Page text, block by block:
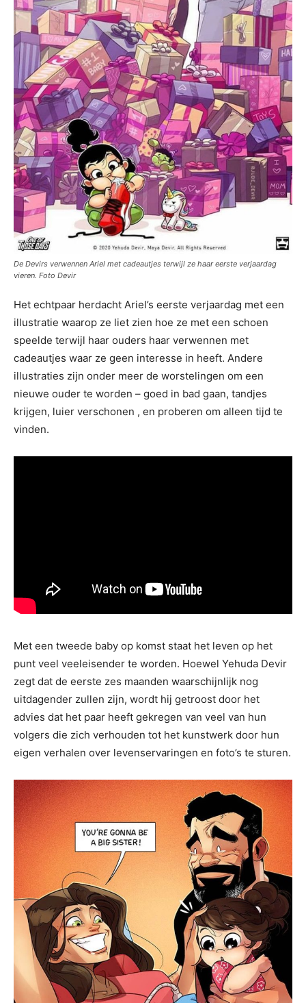
De Devirs verwennen Ariel met cadeautjes terwijl ze haar eerste verjaardag
vieren. Foto Devir
Het echtpaar herdacht Ariel’s eerste verjaardag met een
illustratie waarop ze liet zien hoe ze met een schoen
speelde terwijl haar ouders haar verwennen met
cadeautjes waar ze geen interesse in heeft. Andere
illustraties zijn onder meer de worstelingen om een ​​
nieuwe ouder te worden – goed in bad gaan, tandjes
krijgen, luier verschonen , en proberen om alleen tijd te
vinden.
Met een tweede baby op komst staat het leven op het
punt veel veeleisender te worden. Hoewel Yehuda Devir
zegt dat de eerste zes maanden waarschijnlijk nog
uitdagender zullen zijn, wordt hij getroost door het
advies dat het paar heeft gekregen van veel van hun
volgers die zich verhouden tot het kunstwerk door hun
eigen verhalen over levenservaringen en foto’s te sturen.